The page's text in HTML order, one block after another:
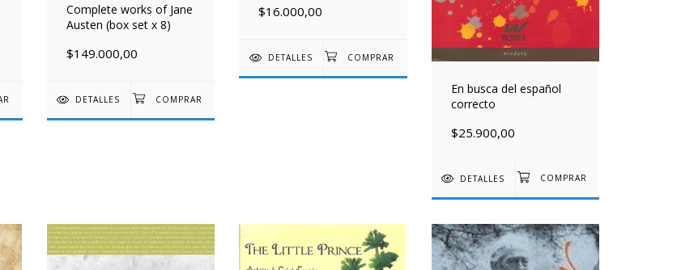
Complete works of Jane
Austen (box set x 8)
$149.000,00
DETALLES
$16.000,00
DETALLES
En busca del español
correcto
$25.900,00
DETALLES